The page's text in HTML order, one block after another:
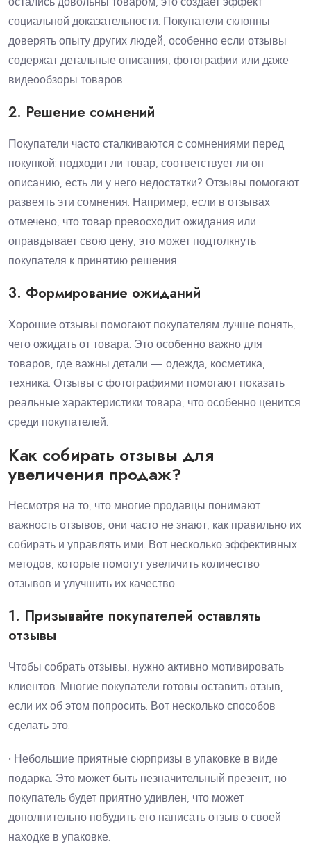
социальной доказательности. Покупатели склонны
доверять опыту других людей, особенно если отзывы
содержат детальные описания, фотографии или даже
видеообзоры товаров.
2. Решение сомнений
Покупатели часто сталкиваются с сомнениями перед
покупкой: подходит ли товар, соответствует ли он
описанию, есть ли у него недостатки? Отзывы помогают
развеять эти сомнения. Например, если в отзывах
отмечено, что товар превосходит ожидания или
оправдывает свою цену, это может подтолкнуть
покупателя к принятию решения.
3. Формирование ожиданий
Хорошие отзывы помогают покупателям лучше понять,
чего ожидать от товара. Это особенно важно для
товаров, где важны детали — одежда, косметика,
техника. Отзывы с фотографиями помогают показать
реальные характеристики товара, что особенно ценится
среди покупателей.
Как собирать отзывы для
увеличения продаж?
Несмотря на то, что многие продавцы понимают
важность отзывов, они часто не знают, как правильно их
собирать и управлять ими. Вот несколько эффективных
методов, которые помогут увеличить количество
отзывов и улучшить их качество:
1. Призывайте покупателей оставлять
отзывы
Чтобы собрать отзывы, нужно активно мотивировать
клиентов. Многие покупатели готовы оставить отзыв,
если их об этом попросить. Вот несколько способов
сделать это:
• Небольшие приятные сюрпризы в упаковке в виде
подарка. Это может быть незначительный презент, но
покупатель будет приятно удивлен, что может
дополнительно побудить его написать отзыв о своей
находке в упаковке.